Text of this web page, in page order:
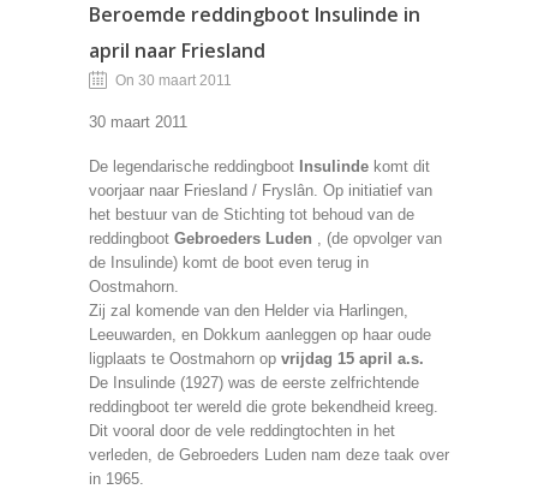
Beroemde reddingboot Insulinde in
april naar Friesland
On 30 maart 2011
30 maart 2011
De legendarische reddingboot Insulinde komt dit
voorjaar naar Friesland / Fryslân. Op initiatief van
het bestuur van de Stichting tot behoud van de
reddingboot Gebroeders Luden , (de opvolger van
de Insulinde) komt de boot even terug in
Oostmahorn.
Zij zal komende van den Helder via Harlingen,
Leeuwarden, en Dokkum aanleggen op haar oude
ligplaats te Oostmahorn op vrijdag 15 april a.s.
De Insulinde (1927) was de eerste zelfrichtende
reddingboot ter wereld die grote bekendheid kreeg.
Dit vooral door de vele reddingtochten in het
verleden, de Gebroeders Luden nam deze taak over
in 1965.